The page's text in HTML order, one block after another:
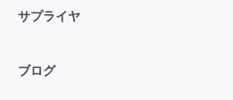
サプライヤ
ブログ